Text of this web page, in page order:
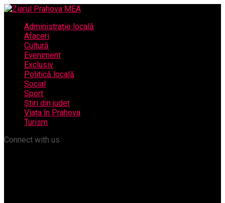
Administrație locală
Afaceri
Cultură
Eveniment
Exclusiv
Politică locală
Social
Sport
Știri din județ
Viața în Prahova
Turism
Connect with us